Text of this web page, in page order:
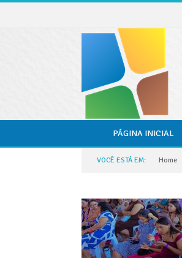
PÁGINA INICIAL
VOCÊ ESTÁ EM: Home